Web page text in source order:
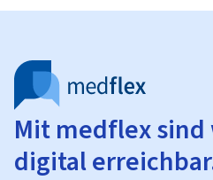
Mit medflex sind
digital